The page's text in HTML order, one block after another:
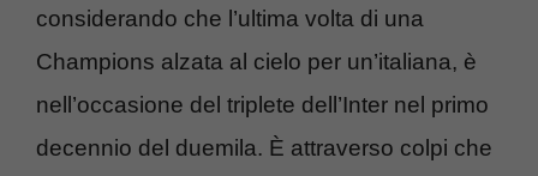
considerando che l’ultima volta di una
Champions alzata al cielo per un’italiana, è
nell’occasione del triplete dell’Inter nel primo
decennio del duemila. È attraverso colpi che